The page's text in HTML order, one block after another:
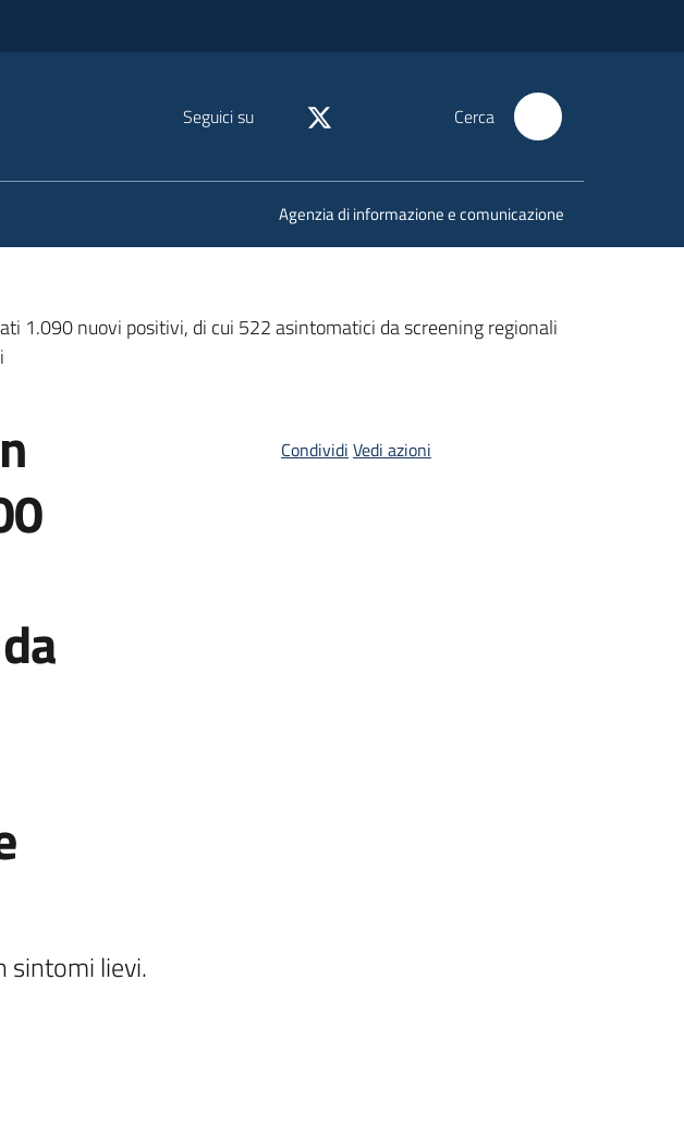
Seguici su Cerca
Agenzia di informazione e comunicazione
1.090 nuovi positivi, di cui 522 asintomatici da screening regionali
sintomi lievi.
Condividi Vedi azioni